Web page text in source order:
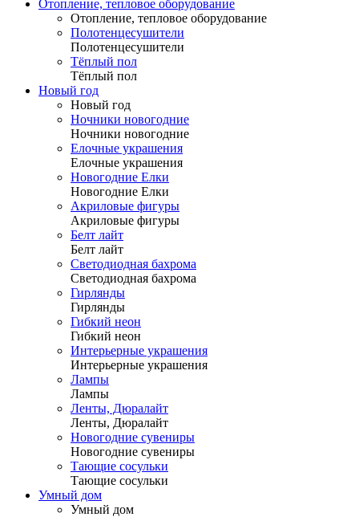
Отопление, тепловое оборудование
Отопление, тепловое оборудование
Полотенцесушители
Полотенцесушители
Тёплый пол
Тёплый пол
Новый год
Новый год
Ночники новогодние
Ночники новогодние
Елочные украшения
Елочные украшения
Новогодние Елки
Новогодние Елки
Акриловые фигуры
Акриловые фигуры
Белт лайт
Белт лайт
Светодиодная бахрома
Светодиодная бахрома
Гирлянды
Гирлянды
Гибкий неон
Гибкий неон
Интерьерные украшения
Интерьерные украшения
Лампы
Лампы
Ленты, Дюралайт
Ленты, Дюралайт
Новогодние сувениры
Новогодние сувениры
Тающие сосульки
Тающие сосульки
Умный дом
Умный дом